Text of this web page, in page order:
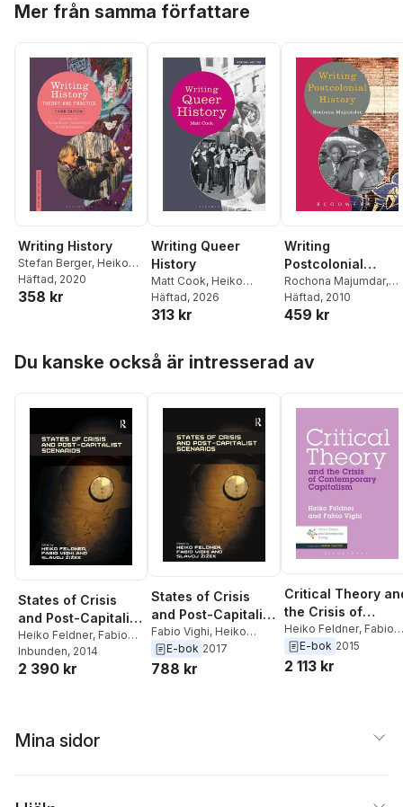
Mer från samma författare
Writing History
Stefan Berger, Heiko
Feldner ,Kevin
Passmore
Häftad, 2020
358 kr
Writing Queer
History
Matt Cook, Heiko
Feldner ,Kevin
Passmore
Häftad, 2026
313 kr
Writing
Postcolonial
History
Rochona Majumdar,
Heiko Feldner
Häftad, 2010
459 kr
Du kanske också är intresserad av
States of Crisis
and Post-Capitalist
Scenarios
Heiko Feldner, Fabio
Vighi
Inbunden, 2014
2 390 kr
States of Crisis
and Post-Capitalist
Scenarios
Fabio Vighi, Heiko
Feldner
E-bok 2017
788 kr
Critical Theory
the Crisis of
Contemporary
Capitalism
Heiko Feldner, Fabio
VighiE-bok 2015
2 113 kr
Mina sidor